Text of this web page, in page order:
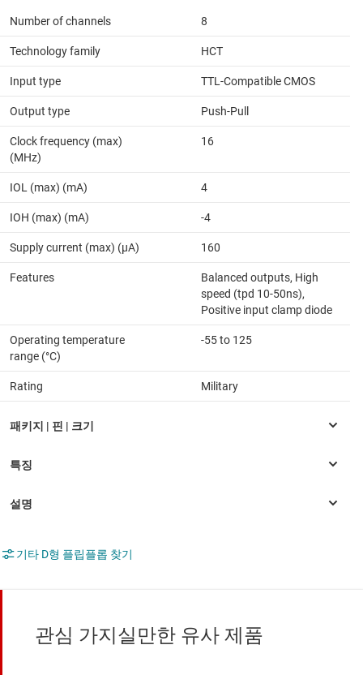
Number of channels 8
Technology family HCT
Input type TTL-Compatible CMOS
Output type Push-Pull
Clock frequency (max)
(MHz)
16
IOL (max) (mA) 4
IOH (max) (mA) -4
Supply current (max) (µA) 160
Features
Balanced outputs, High
speed (tpd 10-50ns),
Positive input clamp diode
Operating temperature
range (°C)
-55 to 125
Rating Military
기타 D형 플립플롭 찾기
관심 가지실만한 유사 제품